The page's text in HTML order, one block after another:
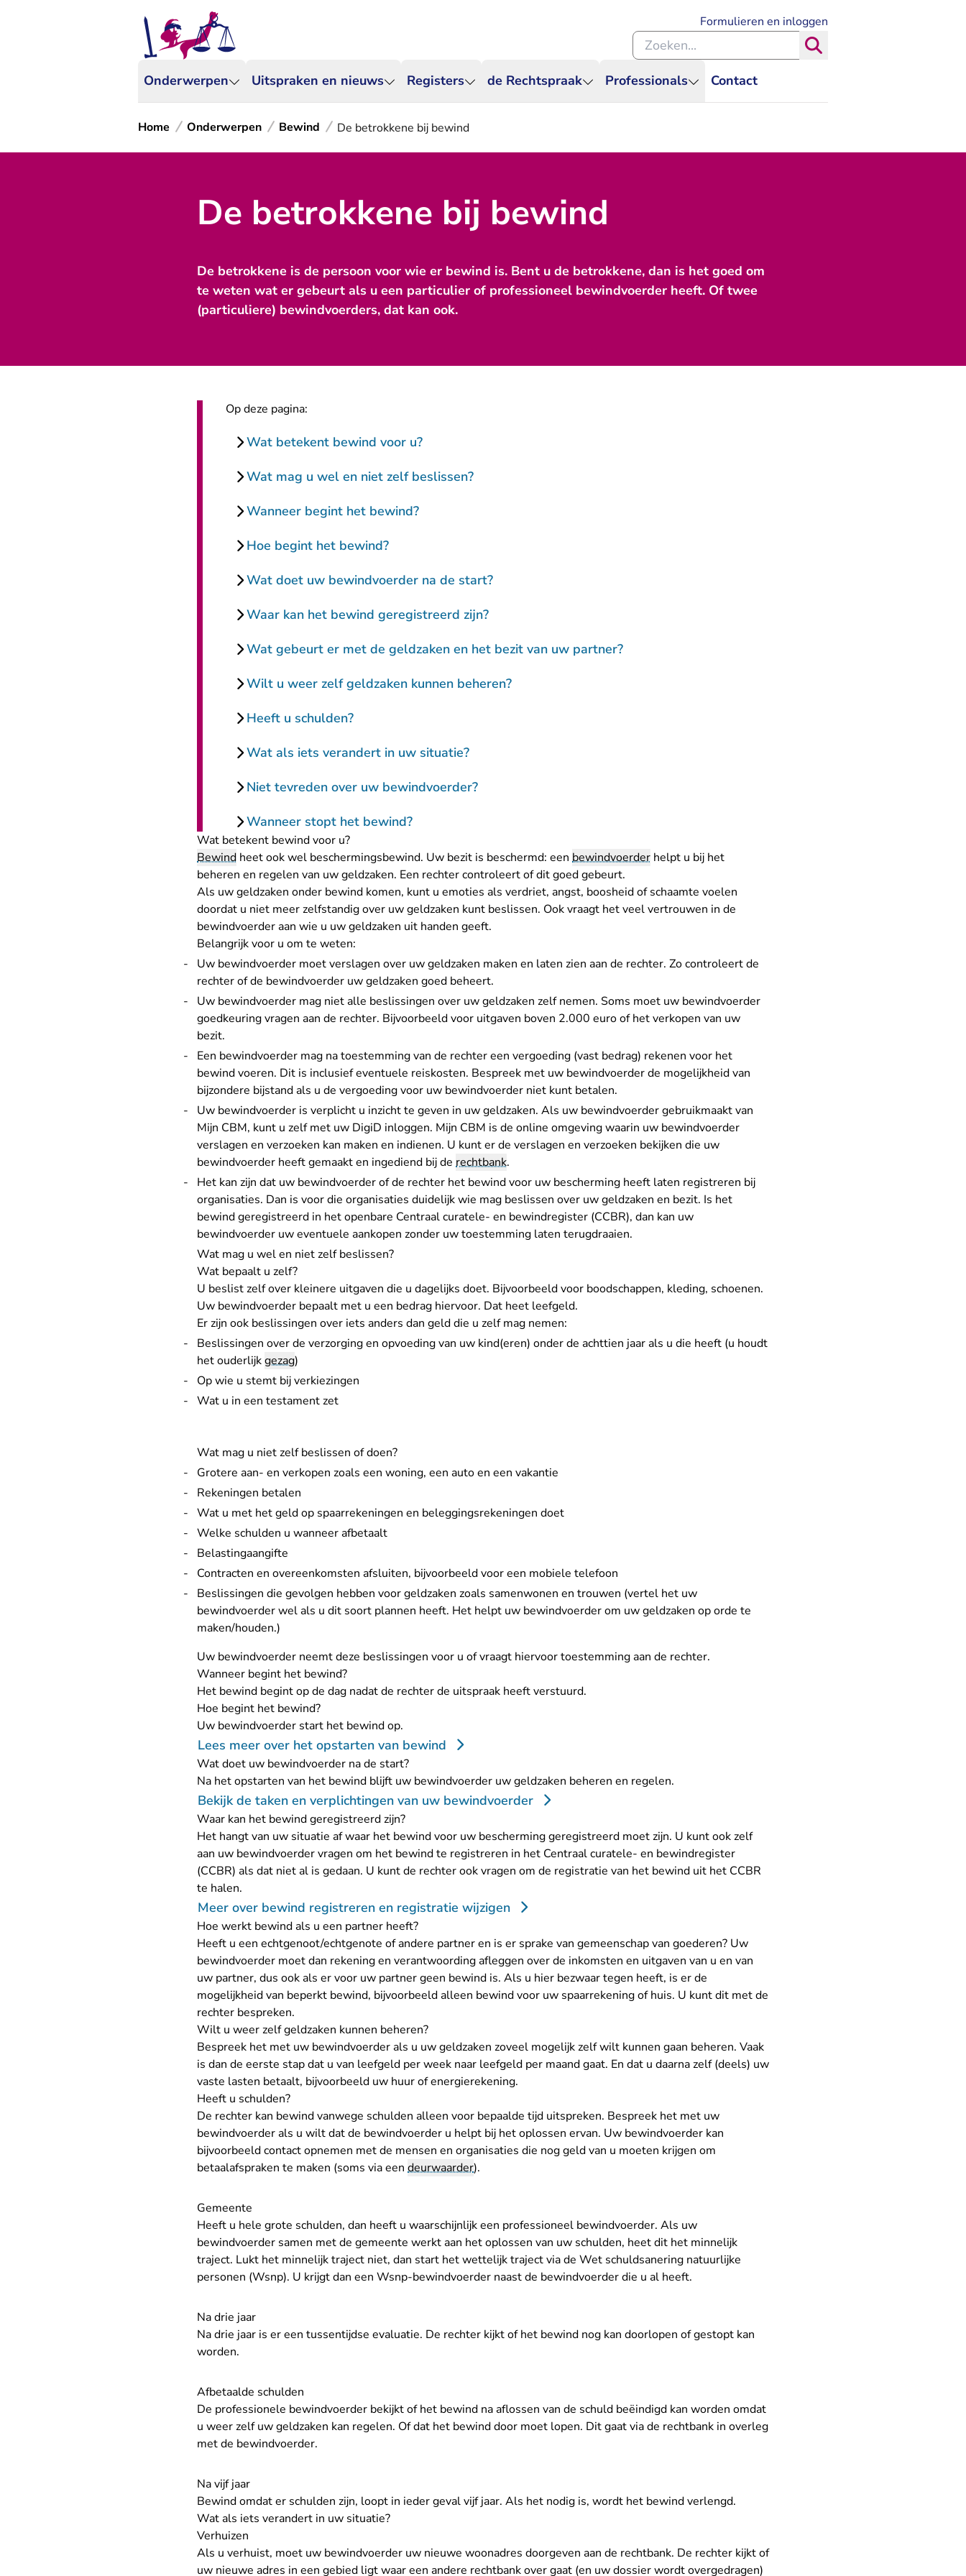
Onderwerpen Uitspraken en nieuws Registers de Rechtspraak Professionals Contact
Formulieren en inloggen
Zoeken binnen de Rechtspraak
Home Onderwerpen Bewind De betrokkene bij bewind
De betrokkene bij bewind
De betrokkene is de persoon voor wie er bewind is. Bent u de betrokkene, dan is het goed om
te weten wat er gebeurt als u een particulier of professioneel bewindvoerder heeft. Of twee
(particuliere) bewindvoerders, dat kan ook.
Op deze pagina:
Wat betekent bewind voor u?
Wat mag u wel en niet zelf beslissen?
Wanneer begint het bewind?
Hoe begint het bewind?
Wat doet uw bewindvoerder na de start?
Waar kan het bewind geregistreerd zijn?
Wat gebeurt er met de geldzaken en het bezit van uw partner?
Wilt u weer zelf geldzaken kunnen beheren?
Heeft u schulden?
Wat als iets verandert in uw situatie?
Niet tevreden over uw bewindvoerder?
Wanneer stopt het bewind?
Wat betekent bewind voor u?
Bewind heet ook wel beschermingsbewind. Uw bezit is beschermd: een bewindvoerder helpt u bij het
beheren en regelen van uw geldzaken. Een rechter controleert of dit goed gebeurt.
Als uw geldzaken onder bewind komen, kunt u emoties als verdriet, angst, boosheid of schaamte voelen
doordat u niet meer zelfstandig over uw geldzaken kunt beslissen. Ook vraagt het veel vertrouwen in de
bewindvoerder aan wie u uw geldzaken uit handen geeft.
Belangrijk voor u om te weten:
Uw bewindvoerder moet verslagen over uw geldzaken maken en laten zien aan de rechter. Zo controleert de
rechter of de bewindvoerder uw geldzaken goed beheert.
Uw bewindvoerder mag niet alle beslissingen over uw geldzaken zelf nemen. Soms moet uw bewindvoerder
goedkeuring vragen aan de rechter. Bijvoorbeeld voor uitgaven boven 2.000 euro of het verkopen van uw
bezit.
Een bewindvoerder mag na toestemming van de rechter een vergoeding (vast bedrag) rekenen voor het
bewind voeren. Dit is inclusief eventuele reiskosten. Bespreek met uw bewindvoerder de mogelijkheid van
bijzondere bijstand als u de vergoeding voor uw bewindvoerder niet kunt betalen.
Uw bewindvoerder is verplicht u inzicht te geven in uw geldzaken. Als uw bewindvoerder gebruikmaakt van
Mijn CBM, kunt u zelfmet uw DigiD inloggen- U verlaat Rechtspraak.nl
. Mijn CBM is de online omgeving waarin uw bewindvoerder
verslagen en verzoeken kan maken en indienen. U kunt er de verslagen en verzoeken bekijken die uw
bewindvoerder heeft gemaakt en ingediend bij de rechtbank.
Het kan zijn dat uw bewindvoerder of de rechter het bewind voor uw bescherming heeft laten registreren bij
organisaties. Dan is voor die organisaties duidelijk wie mag beslissen over uw geldzaken en bezit. Is het
bewind geregistreerd in het openbare Centraal curatele- en bewindregister (CCBR), dan kan uw
bewindvoerder uw eventuele aankopen zonder uw toestemming laten terugdraaien.
Wat mag u wel en niet zelf beslissen?
Wat bepaalt u zelf?
U beslist zelf over kleinere uitgaven die u dagelijks doet. Bijvoorbeeld voor boodschappen, kleding, schoenen.
Uw bewindvoerder bepaalt met u een bedrag hiervoor. Dat heet leefgeld.
Er zijn ook beslissingen over iets anders dan geld die u zelf mag nemen:
Beslissingen over de verzorging en opvoeding van uw kind(eren) onder de achttien jaar als u die heeft (u houdt
het ouderlijkgezag)
Op wie u stemt bij verkiezingen
Wat u in een testament zet
Wat mag u niet zelf beslissen of doen?
Grotere aan- en verkopen zoals een woning, een auto en een vakantie
Rekeningen betalen
Wat u met het geld op spaarrekeningen en beleggingsrekeningen doet
Welke schulden u wanneer afbetaalt
Belastingaangifte
Contracten en overeenkomsten afsluiten, bijvoorbeeld voor een mobiele telefoon
Beslissingen die gevolgen hebben voor geldzaken zoals samenwonen en trouwen (vertel het uw
bewindvoerder wel als u dit soort plannen heeft. Het helpt uw bewindvoerder om uw geldzaken op orde te
maken/houden.)
Uw bewindvoerder neemt deze beslissingen voor u of vraagt hiervoor toestemming aan de rechter.
Wanneer begint het bewind?
Het bewind begint op de dag nadat de rechter de uitspraak heeft verstuurd.
Hoe begint het bewind?
Uw bewindvoerder start het bewind op.
Lees meer over het opstarten van bewind
Wat doet uw bewindvoerder na de start?
Na het opstarten van het bewind blijft uw bewindvoerder uw geldzaken beheren en regelen.
Bekijk de taken en verplichtingen van uw bewindvoerder
Waar kan het bewind geregistreerd zijn?
Het hangt van uw situatie af waar het bewind voor uw bescherming geregistreerd moet zijn. U kunt ook zelf
aan uw bewindvoerder vragen om het bewind te registreren in het Centraal curatele- en bewindregister
(CCBR) als dat niet al is gedaan. U kunt de rechter ook vragen om de registratie van het bewind uit het CCBR
te halen.
Meer over bewind registreren en registratie wijzigen
Hoe werkt bewind als u een partner heeft?
Heeft u een echtgenoot/echtgenote of andere partner en is er sprake van gemeenschap van goederen? Uw
bewindvoerder moet dan rekening en verantwoording afleggen over de inkomsten en uitgaven van u en van
uw partner, dus ook als er voor uw partner geen bewind is. Als u hier bezwaar tegen heeft, is er de
mogelijkheid van beperkt bewind, bijvoorbeeld alleen bewind voor uw spaarrekening of huis. U kunt dit met de
rechter bespreken.
Wilt u weer zelf geldzaken kunnen beheren?
Bespreek het met uw bewindvoerder als u uw geldzaken zoveel mogelijk zelf wilt kunnen gaan beheren. Vaak
is dan de eerste stap dat u van leefgeld per week naar leefgeld per maand gaat. En dat u daarna zelf (deels) uw
vaste lasten betaalt, bijvoorbeeld uw huur of energierekening.
Heeft u schulden?
De rechter kan bewind vanwege schulden alleen voor bepaalde tijd uitspreken. Bespreek het met uw
bewindvoerder als u wilt dat de bewindvoerder u helpt bij het oplossen ervan. Uw bewindvoerder kan
bijvoorbeeld contact opnemen met de mensen en organisaties die nog geld van u moeten krijgen om
betaalafspraken te maken (soms via een deurwaarder).
Gemeente
Heeft u hele grote schulden, dan heeft u waarschijnlijk een professioneel bewindvoerder. Als uw
bewindvoerder samen met de gemeente werkt aan het oplossen van uw schulden, heet dit het minnelijk
traject. Lukt het minnelijk traject niet, dan start het wettelijk traject via de Wet schuldsanering natuurlijke
personen (Wsnp). U krijgt dan een Wsnp-bewindvoerder naast de bewindvoerder die u al heeft.
Na drie jaar
Na drie jaar is er een tussentijdse evaluatie. De rechter kijkt of het bewind nog kan doorlopen of gestopt kan
worden.
Afbetaalde schulden
De professionele bewindvoerder bekijkt of het bewind na aflossen van de schuld beëindigd kan worden omdat
u weer zelf uw geldzaken kan regelen. Of dat het bewind door moet lopen. Dit gaat via de rechtbank in overleg
met de bewindvoerder.
Na vijf jaar
Bewind omdat er schulden zijn, loopt in ieder geval vijf jaar. Als het nodig is, wordt het bewind verlengd.
Wat als iets verandert in uw situatie?
Verhuizen
Als u verhuist, moet uw bewindvoerder uw nieuwe woonadres doorgeven aan de rechtbank. De rechter kijkt of
uw nieuwe adres in een gebied ligt waar een andere rechtbank over gaat (en uw dossier wordt overgedragen)